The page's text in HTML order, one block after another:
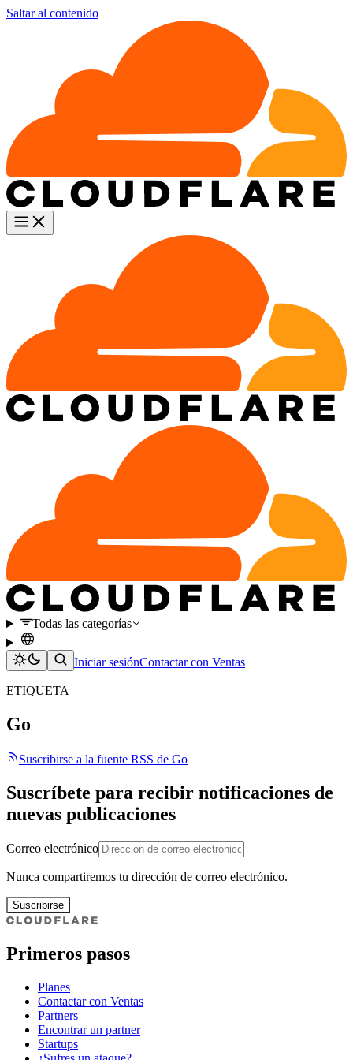
Saltar al contenido
Todas las categorías
Iniciar sesiónContactar con Ventas
ETIQUETA
Go
Suscribirse a la fuente RSS de Go
Suscríbete para recibir notificaciones de
nuevas publicaciones
Correo electrónico
Nunca compartiremos tu dirección de correo electrónico.
Suscribirse
Primeros pasos
Planes
Contactar con Ventas
Partners
Encontrar un partner
Startups